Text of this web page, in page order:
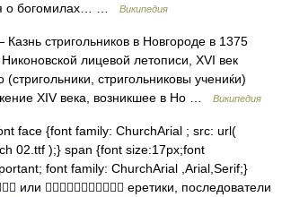
о богомилах… …
Википедия
Казнь стригольников в Новгороде в 1375
лицевой летописи, XVI век
(стригольники, стригольниковы учениќи)
XIV века, возникшее в Но …
Википедия
face {font family: ChurchArial ; src: url(
02.ttf );} span {font size:17px;font
font family: ChurchArial ,Arial,Serif;}
или  еретики, последователи